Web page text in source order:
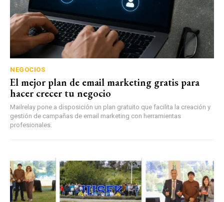
NEGOCIOS
El mejor plan de email marketing gratis para
hacer crecer tu negocio
Mailrelay pone a disposición un plan gratuito que facilita la creación y
gestión de campañas de email marketing con herramientas
profesionales.